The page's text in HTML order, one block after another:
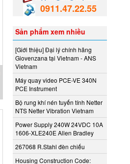
0911.47.22.55
Sản phẩm xem nhiều
[Giới thiệu] Đại lý chính hãng
Giovenzana tại Vietnam - ANS
Vietnam
Máy quay video PCE-VE 340N
PCE Instrument
Bộ rung khí nén tuyến tính Netter
NTS Netter Vibration Vietnam
Power Supply 240W 24VDC 10A
1606-XLE240E Allen Bradley
267068 R.Stahl đèn chiếu
Housing Construction Code: